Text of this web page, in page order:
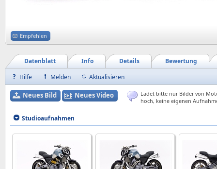
Empfehlen
Bewertung
Details
Info
Datenblatt
Hilfe
Melden Aktualisieren
Neues Bild Neues Video
Ladet bitte nur Bilder von
hoch, keine eigenen
Studioaufnahmen